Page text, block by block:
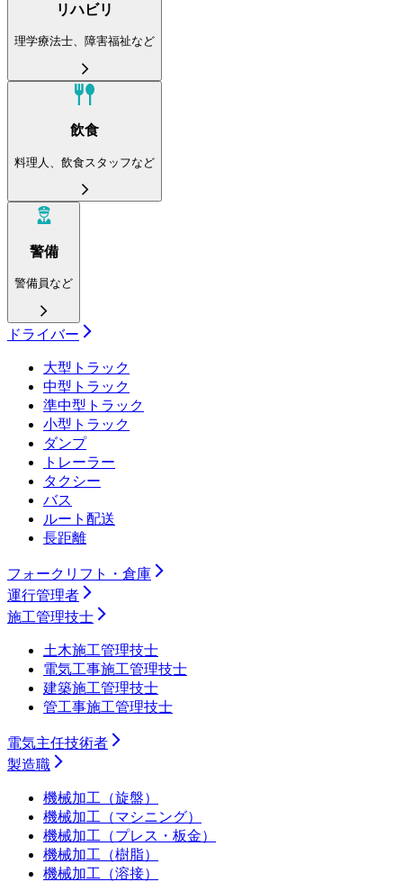
リハビリ
理学療法士、障害福祉など
飲食
料理人、飲食スタッフなど
警備
警備員など
ドライバー
大型トラック
中型トラック
準中型トラック
小型トラック
ダンプ
トレーラー
タクシー
バス
ルート配送
長距離
フォークリフト・倉庫
運行管理者
施工管理技士
土木施工管理技士
電気工事施工管理技士
建築施工管理技士
管工事施工管理技士
電気主任技術者
製造職
機械加工（旋盤）
機械加工（マシニング）
機械加工（プレス・板金）
機械加工（樹脂）
機械加工（溶接）